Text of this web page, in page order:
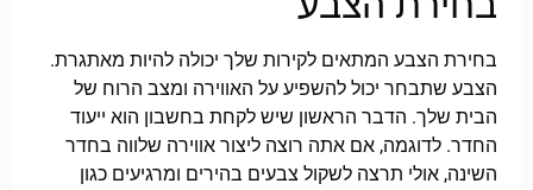
בחירת הצבע המתאים לקירות שלך יכולה להיות מאתגרת.
הצבע שתבחר יכול להשפיע על האווירה ומצב הרוח של
הבית שלך. הדבר הראשון שיש לקחת בחשבון הוא ייעוד
החדר. לדוגמה, אם אתה רוצה ליצור אווירה שלווה בחדר
השינה, אולי תרצה לשקול צבעים בהירים ומרגיעים כגון